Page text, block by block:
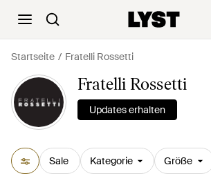
Startseite Fratelli Rossetti
Fratelli Rossetti
Updates erhalten
Sale Kategorie Größe